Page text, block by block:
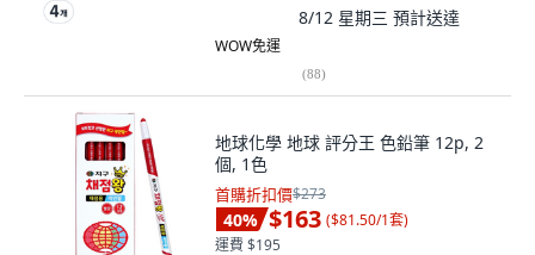
8/12 星期三 預計送達
WOW免運
(88)
地球化學 地球 評分王 色鉛筆 12p, 2
個, 1色
首購折扣價$273
40% $163 ($81.50/1套)
運費 $195